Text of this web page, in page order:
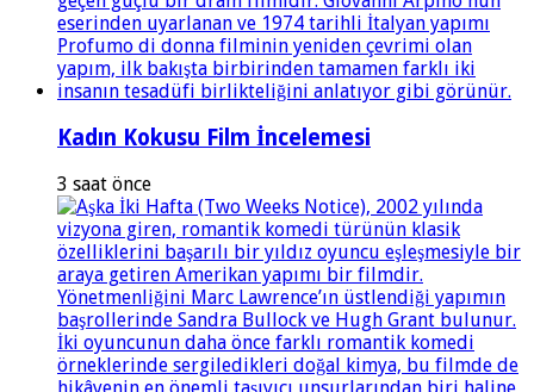
Kadın Kokusu Film İncelemesi
3 saat önce